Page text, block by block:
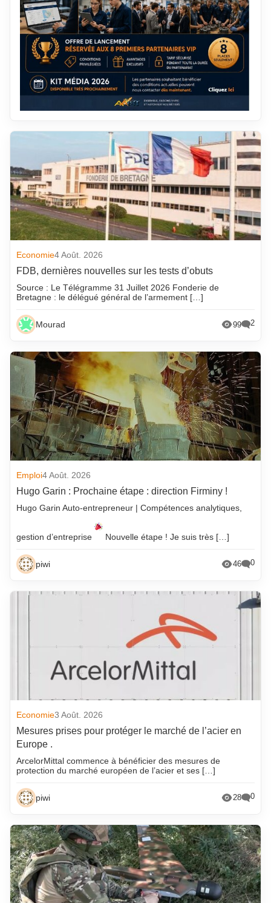
Economie4 Août. 2026
FDB, dernières nouvelles sur les tests d’obuts
Source : Le Télégramme 31 Juillet 2026 Fonderie de
Bretagne : le délégué général de l’armement […]
Mourad 99 2
Emploi4 Août. 2026
Hugo Garin : Prochaine étape : direction Firminy !
Hugo Garin Auto-entrepreneur | Compétences analytiques,
gestion d’entreprise Nouvelle étape ! Je suis très […]
piwi 46 0
Economie3 Août. 2026
Mesures prises pour protéger le marché de l’acier en
Europe .
ArcelorMittal commence à bénéficier des mesures de
protection du marché européen de l’acier et ses […]
piwi 28 0